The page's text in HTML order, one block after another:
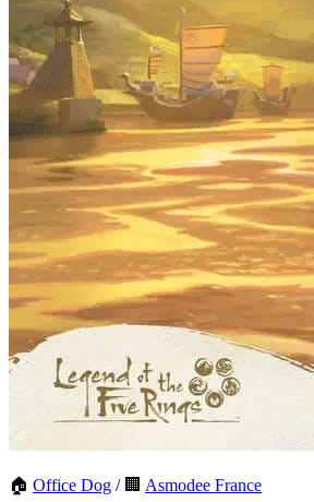
🏠 Office Dog / 🏢 Asmodee France